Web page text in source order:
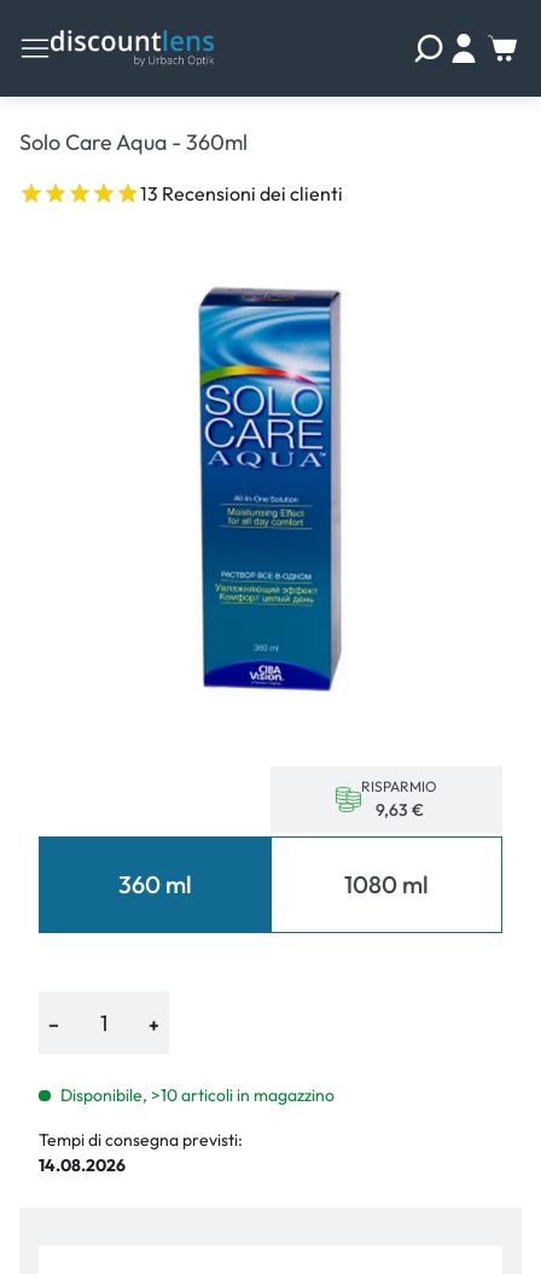
Solo Care Aqua - 360ml
13 Recensioni dei clienti
360 ml
RISPARMIO
9,63 €
1080 ml
− +
Disponibile, >10 articoli in magazzino
Tempi di consegna previsti:
14.08.2026